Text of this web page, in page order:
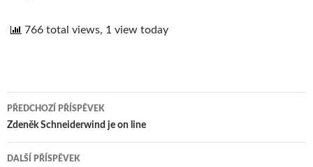
766 total views, 1 view today
Navigace
pro
PŘEDCHOZÍ PŘÍSPĚVEK
Zdeněk Schneiderwind je on line
DALŠÍ PŘÍSPĚVEK